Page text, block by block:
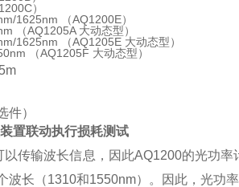
）
1625nm （AQ1200E）
（AQ1205A 大动态型）
1625nm （AQ1205E 大动态型）
（AQ1205F 大动态型）
件）
置联动执行损耗测试
以传输波长信息，因此AQ1200的光功
波长（1310和1550nm）。因此，光功